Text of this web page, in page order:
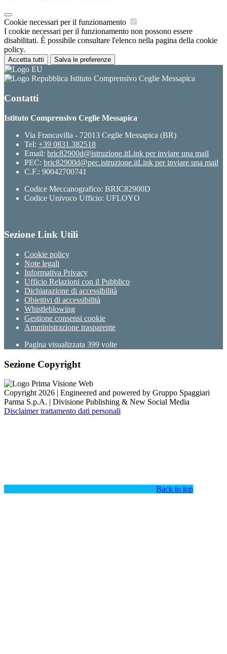
Cookie necessari per il funzionamento
I cookie necessari per il funzionamento non possono essere
disabilitati. È possibile consultare l'elenco nella pagina della cookie
policy.
Accetta tutti Salva le preferenze
Istituto Comprensivo Ceglie Messapica
Contatti
Istituto Comprensivo Ceglie Messapica
Via Francavilla - 72013 Ceglie Messapica (BR)
Tel: +39 0831.382518
Email: bric82900d@istruzione.itLink per inviare una mail
PEC: bric82900d@pec.istruzione.itLink per inviare una mail
C.F.: 90042700741
Codice Meccanografico: BRIC82900D
Codice Univoco Ufficio: UFLOYO
Sezione Link Utili
Cookie policy
Note legali
Informativa Privacy
Ufficio Relazioni con il Pubblico
Dichiarazione di accessibilità
Obiettivi di accessibilità
Whistleblowing
Gestione consensi cookie
Amministrazione trasparente
Pagina visualizzata 399 volte
Sezione Copyright
Copyright 2026 | Engineered and powered by Gruppo Spaggiari
Parma S.p.A. | Divisione Publishing & New Social Media
Disclaimer trattamento dati personali
Back to top